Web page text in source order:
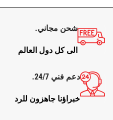
شحن مجاني.
الى كل دول العالم
دعم فني 24/7.
خبراؤنا جاهزون للرد